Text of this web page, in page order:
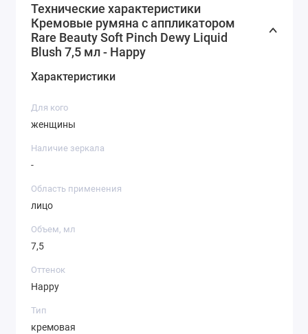
Технические характеристики
Кремовые румяна с аппликатором
Rare Beauty Soft Pinch Dewy Liquid
Blush 7,5 мл - Happy
Характеристики
Для кого
женщины
Наличие зеркала
-
Область применения
лицо
Объем, мл
7,5
Оттенок
Happy
Тип
кремовая